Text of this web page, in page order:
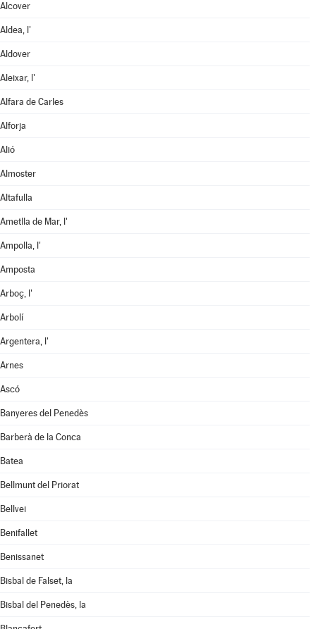
Alcover
Aldea, l'
Aldover
Aleixar, l'
Alfara de Carles
Alforja
Alió
Almoster
Altafulla
Ametlla de Mar, l'
Ampolla, l'
Amposta
Arboç, l'
Arbolí
Argentera, l'
Arnes
Ascó
Banyeres del Penedès
Barberà de la Conca
Batea
Bellmunt del Priorat
Bellvei
Benifallet
Benissanet
Bisbal de Falset, la
Bisbal del Penedès, la